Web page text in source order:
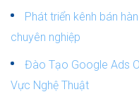
Phát triển kênh bán
chuyên nghiệp
Đào Tạo Google Ads
Vực Nghệ Thuật